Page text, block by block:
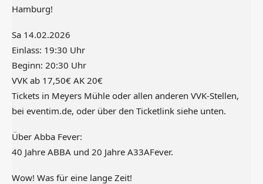
Veranstaltungsordnung
Impressum
Datenschutzerklärung
Cookie-Richtlinie (EU)
Hamburg!
Sa 14.02.2026
Einlass: 19:30 Uhr
Beginn: 20:30 Uhr
VVK ab 17,50€ AK 20€
Tickets in Meyers Mühle oder allen anderen VVK-Stellen,
bei eventim.de, oder über den Ticketlink siehe unten.
Über Abba Fever:
40 Jahre ABBA und 20 Jahre A33AFever.
Wow! Was für eine lange Zeit!